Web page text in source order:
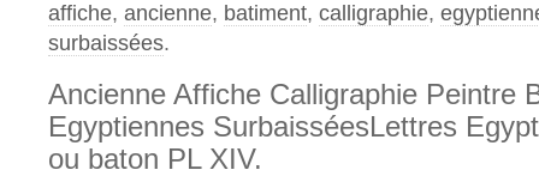
affiche, ancienne, batiment, calligraphie,
surbaissées.
Ancienne Affiche Calligraphie Peintre
Egyptiennes SurbaisséesLettres
ou baton PL XIV.